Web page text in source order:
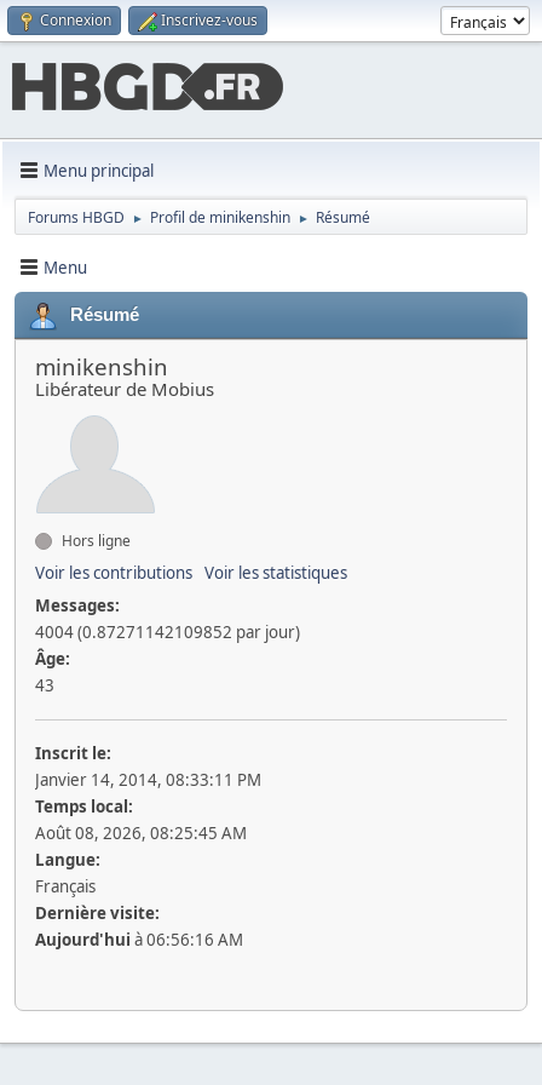
Connexion Inscrivez-vous
Menu principal
Forums HBGD ► Profil de minikenshin ► Résumé
Menu
Résumé
minikenshin
Libérateur de Mobius
Hors ligne
Voir les contributions Voir les statistiques
Messages:
4004 (0.87271142109852 par jour)
Âge:
43
Inscrit le:
Janvier 14, 2014, 08:33:11 PM
Temps local:
Août 08, 2026, 08:25:45 AM
Langue:
Français
Dernière visite:
Aujourd'hui à 06:56:16 AM